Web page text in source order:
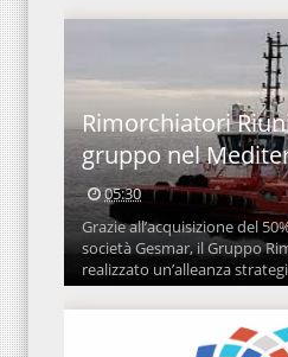
Rimorchiatori
gruppo nel
05:30
Grazie all’acquisizione del
società Gesmar, il Gruppo
realizzato un’alleanza